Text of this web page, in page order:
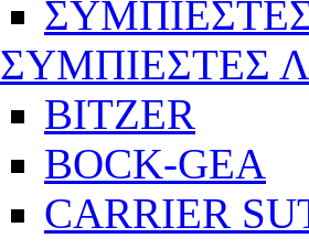
ΣΥΜΠΙΕΣΤΕΣ
BITZER
BOCK-GEA
CARRIER